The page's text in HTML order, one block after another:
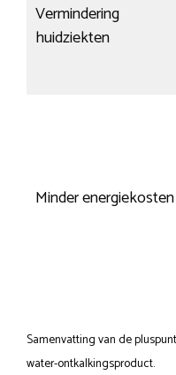
Vermindering
huidziekten
Minder energiekosten
Samenvatting van de
water-ontkalkingsproduct.